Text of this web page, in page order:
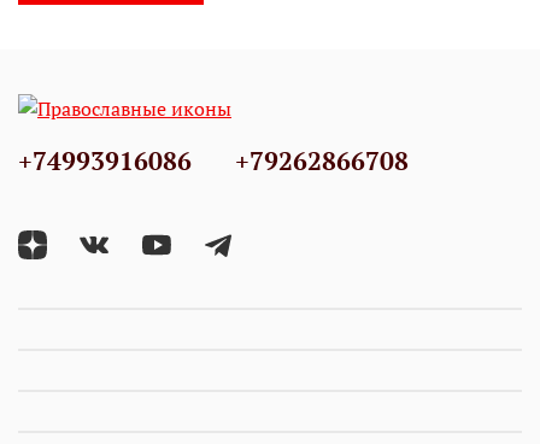
+74993916086 +79262866708